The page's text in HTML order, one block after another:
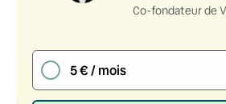
Co-fondateur de
5 € / mois